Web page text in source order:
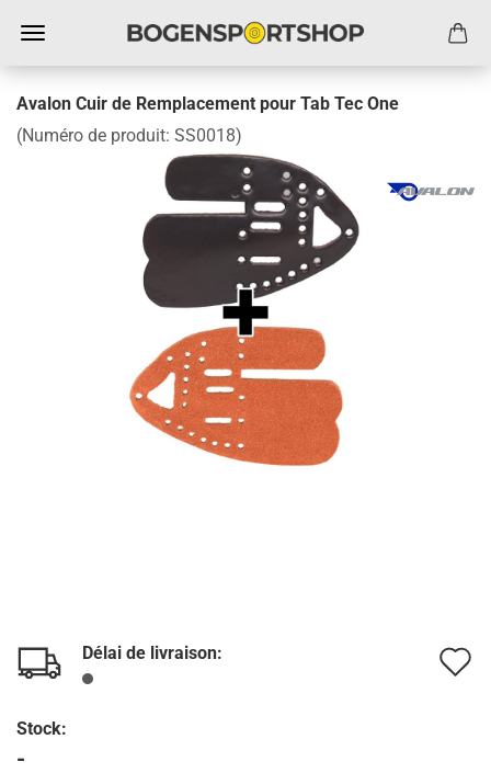
Avalon Cuir de Remplacement pour Tab Tec One
(Numéro de produit: SS0018)
Délai de livraison:
Stock:
-